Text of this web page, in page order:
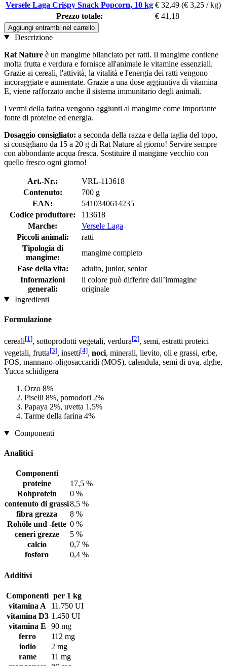
Versele Laga Crispy Snack Popcorn, 10 kg € 32,49 (€ 3,25 / kg)
Prezzo totale:
€ 41,18
Aggiungi entrambi nel carrello
Descrizione
Rat Nature è un mangime bilanciato per ratti. Il mangime contiene
molta frutta e verdura e fornisce all'animale le vitamine essenziali.
Grazie ai cereali, l'attività, la vitalità e l'energia dei ratti vengono
incoraggiate e aumentate. Grazie a una dose aggiuntiva di vitamina
E, viene rafforzato anche il sistema immunitario degli animali.
I vermi della farina vengono aggiunti al mangime come importante
fonte di proteine ​​ed energia.
Dosaggio consigliato: a seconda della razza e della taglia del topo,
si consigliano da 15 a 20 g di Rat Nature al giorno! Servire sempre
con abbondante acqua fresca. Sostituire il mangime vecchio con
quello fresco ogni giorno!
Art.-Nr.:
VRL-113618
Contenuto:
700 g
EAN:
5410340614235
Codice produttore:
113618
Marche:
Versele Laga
Piccoli animali:
ratti
Tipologia di
mangime:
mangime completo
Fase della vita:
adulto, junior, senior
Informazioni
generali:
il colore può differire dall’immagine
originale
Ingredienti
Formulazione
cereali[1], sottoprodotti vegetali, verdura[2], semi, estratti proteici
vegetali, frutta[3], insetti[4], noci, minerali, lievito, oli e grassi, erbe,
FOS, mannano-oligosaccaridi (MOS), calendula, semi di uva, alghe,
Yucca schidigera
Orzo 8%
Piselli 8%, pomodori 2%
Papaya 2%, uvetta 1,5%
Tarme della farina 4%
Componenti
Analitici
Componenti
proteine
17,5 %
Rohprotein
0 %
contenuto di grassi8,5 %
fibra grezza
8 %
Rohöle und -fette 0 %
ceneri grezze
5 %
calcio
0,7 %
fosforo
0,4 %
Additivi
Componenti per 1 kg
vitamina A
11.750 UI
vitamina D3 1.450 UI
vitamina E
90 mg
ferro
112 mg
iodio
2 mg
rame
11 mg